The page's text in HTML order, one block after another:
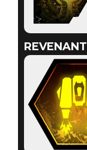
REVENANT